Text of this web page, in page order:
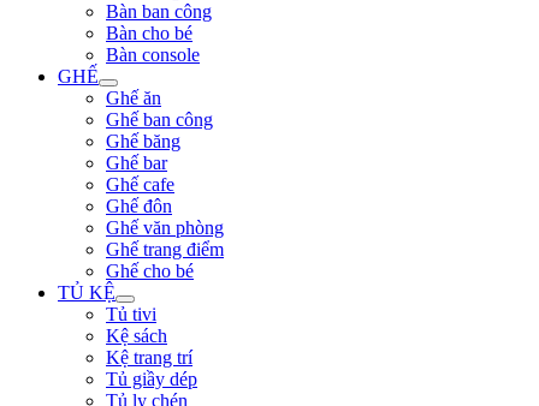
Bàn ban công
Bàn cho bé
Bàn console
GHẾ
Ghế ăn
Ghế ban công
Ghế băng
Ghế bar
Ghế cafe
Ghế đôn
Ghế văn phòng
Ghế trang điểm
Ghế cho bé
TỦ KỆ
Tủ tivi
Kệ sách
Kệ trang trí
Tủ giầy dép
Tủ ly chén